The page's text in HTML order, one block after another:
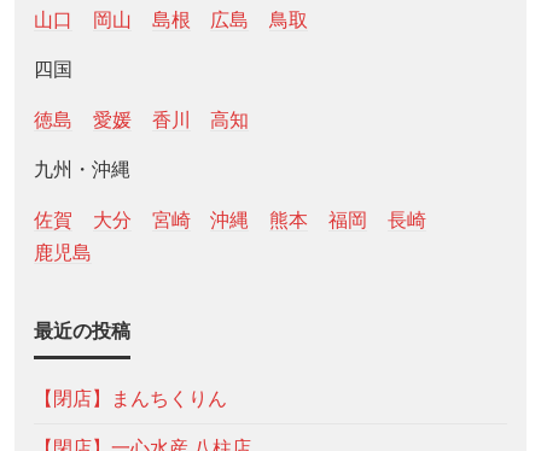
山口 岡山 島根 広島 鳥取
四国
徳島 愛媛 香川 高知
九州・沖縄
佐賀 大分 宮崎 沖縄 熊本 福岡
長崎
鹿児島
最近の投稿
【閉店】まんちくりん